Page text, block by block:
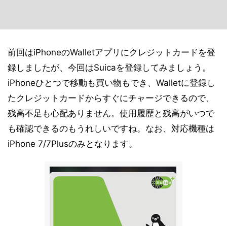
前回はiPhoneのWalletアプリにクレジットカードを登
録しましたが、今回はSuicaを登録してみましょう。
iPhoneひとつで移動も買い物もでき、Walletに登録し
たクレジットカードからすぐにチャージできるので、
残高不足も心配ありません。使用履歴と残高がいつで
も確認できるのもうれしいですね。なお、対応機種は
iPhone 7/7Plusのみとなります。